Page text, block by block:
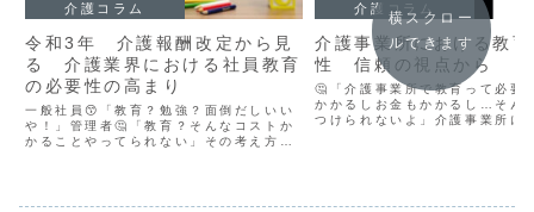
介護コラム
令和3年 介護報酬改定から見
る 介護業界における社員教育
の必要性の高まり
一般社員😙「教育？勉強？面倒だしいい
や！」管理者🤔「教育？そんなコストか
かることやってられない」その考え方は
介護コラム
介護事業所における教
性 信頼の視点から
🤔「介護事業所で教育って必要
かかるしお金もかかるし…そん
つけられないよ」介護事業所に
横スクロー
ルできます